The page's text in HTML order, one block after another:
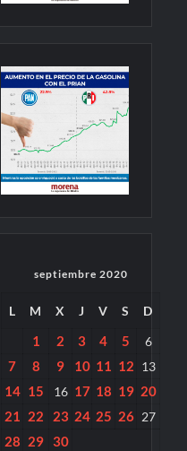
septiembre 2020
L M X J V S D
1 2 3 4 5 6
7 8 9 10 11 12 13
14 15 16 17 18 19 20
21 22 23 24 25 26 27
28 29 30